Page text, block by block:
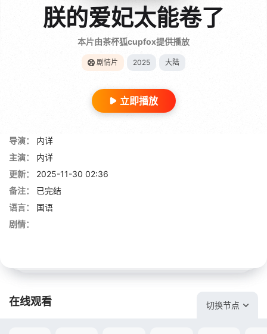
朕的爱妃太能卷了
本片由茶杯狐cupfox提供播放
剧情片 2025 大陆
立即播放
导演：
内详
主演：
内详
更新：
2025-11-30 02:36
备注：
已完结
语言：
国语
剧情：
在线观看 切换节点